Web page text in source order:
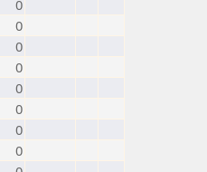
0
0
0
0
0
0
0
0